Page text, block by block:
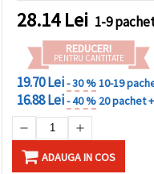
28.14Lei 1-9
REDUCERI
PENTRU CANTITATE
19.70 Lei- 30 %10-19
16.88 Lei- 40 % 20 pachet +
ADAUGA IN COS